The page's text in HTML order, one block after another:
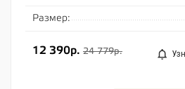
Размер:
12 390р. 24 779р.